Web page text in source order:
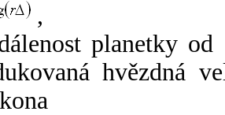
,
planetky od
hvězdná